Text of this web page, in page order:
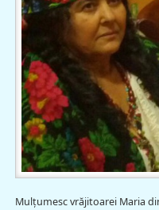
Mulţumesc vrăjitoarei Maria